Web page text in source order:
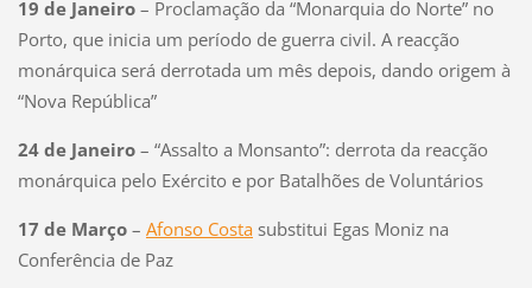
19 de Janeiro – Proclamação da “Monarquia do Norte” no
Porto, que inicia um período de guerra civil. A reacção
monárquica será derrotada um mês depois, dando origem à
“Nova República”
24 de Janeiro – “Assalto a Monsanto”: derrota da reacção
monárquica pelo Exército e por Batalhões de Voluntários
17 de Março – Afonso Costasubstitui Egas Moniz na
Conferência de Paz